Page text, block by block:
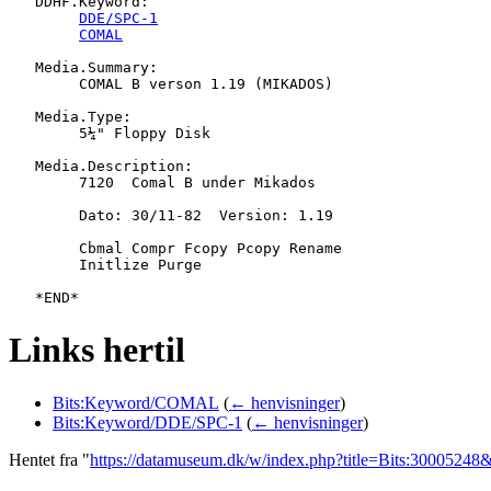
DDE/SPC-1
COMAL
   Media.Summary:
   Media.Type:
   Media.Description:
Links hertil
Bits:Keyword/COMAL (← henvisninger)
Bits:Keyword/DDE/SPC-1 (← henvisninger)
Hentet fra "https://datamuseum.dk/w/